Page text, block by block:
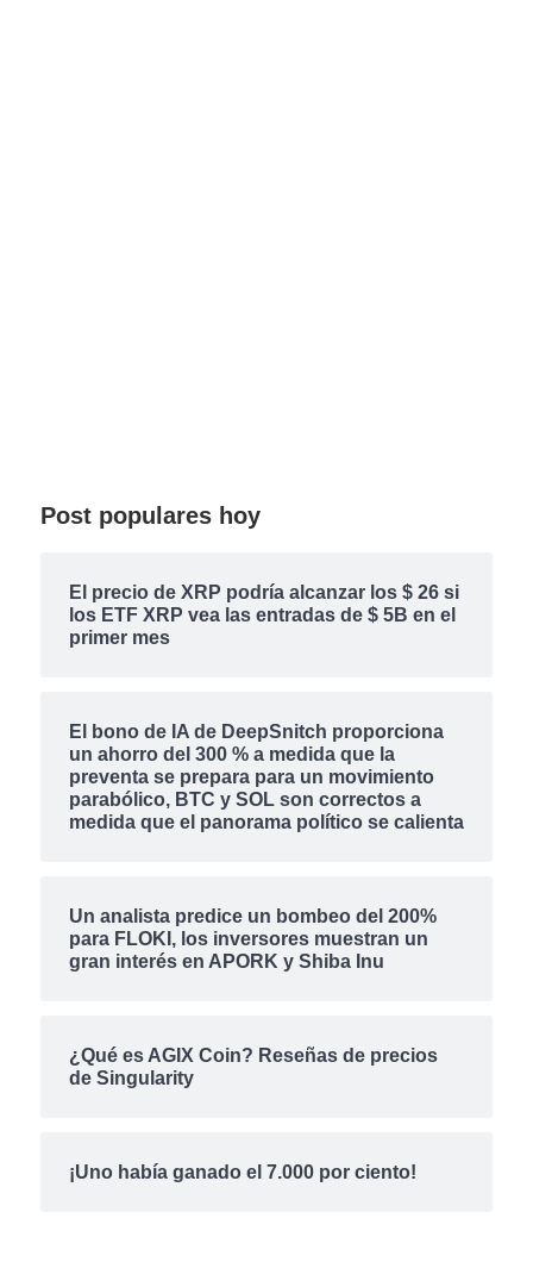
Post populares hoy
El precio de XRP podría alcanzar los $ 26 si
los ETF XRP vea las entradas de $ 5B en el
primer mes
El bono de IA de DeepSnitch proporciona
un ahorro del 300 % a medida que la
preventa se prepara para un movimiento
parabólico, BTC y SOL son correctos a
medida que el panorama político se calienta
Un analista predice un bombeo del 200%
para FLOKI, los inversores muestran un
gran interés en APORK y Shiba Inu
¿Qué es AGIX Coin? Reseñas de precios
de Singularity
¡Uno había ganado el 7.000 por ciento!